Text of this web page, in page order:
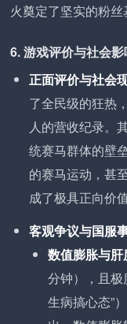
火奠定了坚实的粉丝
6. 游戏评价与社会
正面评价与社会
了全民级的狂热
人的营收纪录。
统赛马群体的壁
的赛马运动，甚
成了极具正向价
客观争议与国服
数值膨胀与肝
分钟），且极
生病搞心态”